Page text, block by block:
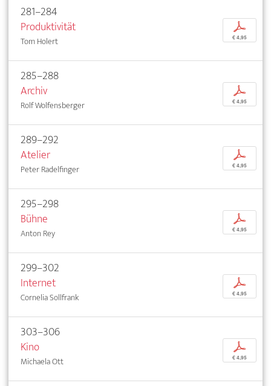
281–284
Produktivität
Tom Holert
p
€ 4,95
285–288
Archiv
Rolf Wolfensberger
p
€ 4,95
289–292
Atelier
Peter Radelfinger
p
€ 4,95
295–298
Bühne
Anton Rey
p
€ 4,95
299–302
Internet
Cornelia Sollfrank
p
€ 4,95
303–306
Kino
Michaela Ott
p
€ 4,95